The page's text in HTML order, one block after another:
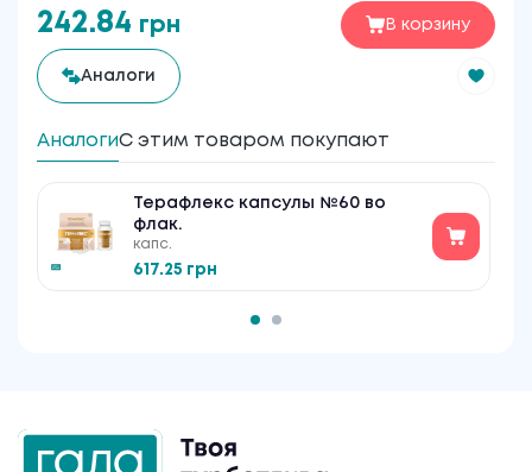
242.84 грн В корзину
Аналоги
АналогиС этим товаром покупают
Терафлекс капсулы №60 во
флак.
капс.
617.25 грн